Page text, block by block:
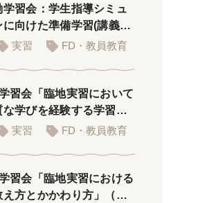
習会：学生指導シミュ
に向けた準備学習(講義者
実習 FD・教員教育
習会「臨地実習において
学びを経験する学習環
実習 FD・教員教育
習会「臨地実習における
方とかかわり方」（講